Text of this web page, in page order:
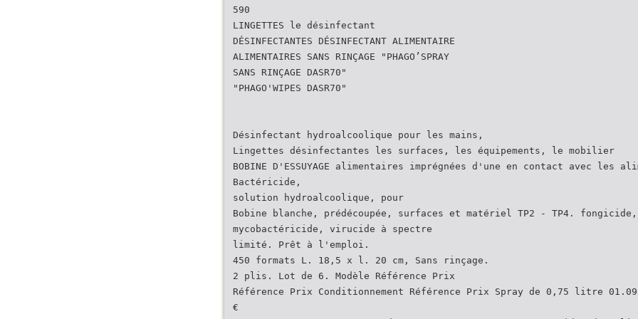
590
LINGETTES le désinfectant
DÉSINFECTANTES DÉSINFECTANT ALIMENTAIRE
ALIMENTAIRES SANS RINÇAGE "PHAGO’SPRAY
SANS RINÇAGE DASR70"
"PHAGO'WIPES DASR70"
Désinfectant hydroalcoolique pour les mains,
Lingettes désinfectantes les surfaces, les équipements, le mobilier
BOBINE D'ESSUYAGE alimentaires imprégnées d'une en contact avec les
Bactéricide,
solution hydroalcoolique, pour
Bobine blanche, prédécoupée, surfaces et matériel TP2 - TP4. fongicide,
mycobactéricide, virucide à spectre
limité. Prêt à l'emploi.
450 formats L. 18,5 x l. 20 cm, Sans rinçage.
2 plis. Lot de 6. Modèle Référence Prix
Référence Prix Conditionnement Référence Prix Spray de 0,75 litre
€